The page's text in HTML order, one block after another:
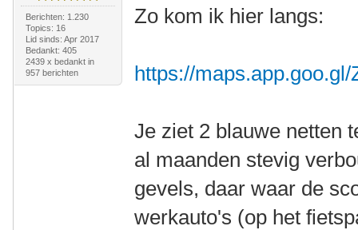
Berichten: 1.230
Topics: 16
Lid sinds: Apr 2017
Bedankt: 405
2439 x bedankt in
957 berichten
Zo kom ik hier langs:
https://
Je ziet 2 blauwe netten
al maanden stevig
gevels, daar waar de
werkauto's (op het